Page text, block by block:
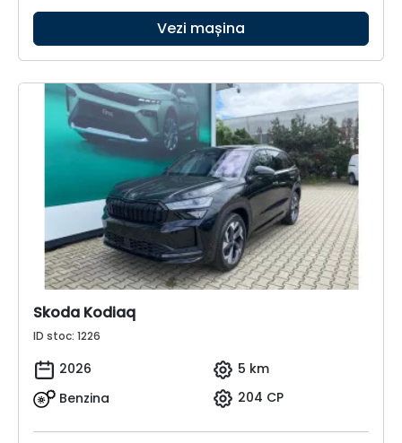
Vezi mașina
Skoda Kodiaq
ID stoc: 1226
2026
5 km
Benzina
204 CP